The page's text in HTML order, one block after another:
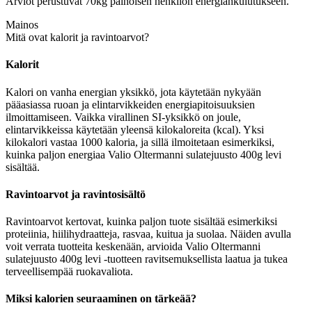
Mainos
Mitä ovat kalorit ja ravintoarvot?
Kalorit
Kalori on vanha energian yksikkö, jota käytetään nykyään
pääasiassa ruoan ja elintarvikkeiden energiapitoisuuksien
ilmoittamiseen. Vaikka virallinen SI-yksikkö on joule,
elintarvikkeissa käytetään yleensä kilokaloreita (kcal). Yksi
kilokalori vastaa 1000 kaloria, ja sillä ilmoitetaan esimerkiksi,
kuinka paljon energiaa Valio Oltermanni sulatejuusto 400g levi
sisältää.
Ravintoarvot ja ravintosisältö
Ravintoarvot kertovat, kuinka paljon tuote sisältää esimerkiksi
proteiinia, hiilihydraatteja, rasvaa, kuitua ja suolaa. Näiden avulla
voit verrata tuotteita keskenään, arvioida Valio Oltermanni
sulatejuusto 400g levi -tuotteen ravitsemuksellista laatua ja tukea
terveellisempää ruokavaliota.
Miksi kalorien seuraaminen on tärkeää?